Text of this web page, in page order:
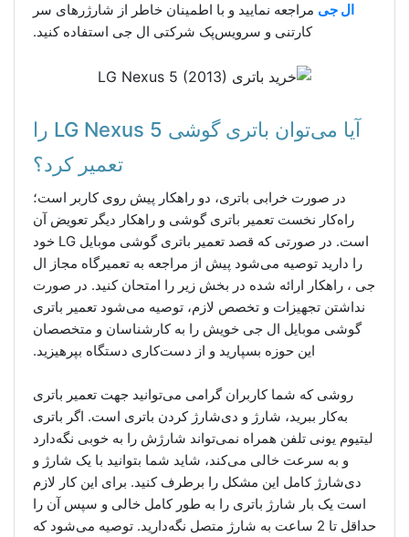
ال جی مراجعه نمایید و با اطمینان خاطر از شارژر‌های سر
کارتنی و سرویس‌پک شرکتی ال جی استفاده کنید.
آیا می‌توان باتری گوشی LG Nexus 5 را
تعمیر کرد؟
در صورت خرابی باتری، دو راهکار پیش روی کاربر است؛
راه‌کار نخست تعمیر باتری گوشی و راهکار دیگر تعویض آن
است. در صورتی که قصد تعمیر باتری گوشی موبایل LG خود
را دارید توصیه می‌شود پیش از مراجعه به تعمیرگاه مجاز ال
جی ، راهکار ارائه شده در بخش زیر را امتحان کنید. در صورت
نداشتن تجهیزات و تخصص لازم، توصیه می‌شود تعمیر باتری
گوشی موبایل ال جی خویش را به کارشناسان و متخصصان
این حوزه بسپارید و از دست‌کاری دستگاه بپرهیزید.
روشی که شما کاربران گرامی می‌توانید جهت تعمیر باتری
به‌کار ببرید، شارژ و دی‌شارژ کردن باتری است. اگر باتری
لیتیوم یونی تلفن همراه نمی‌تواند شارژش را به خوبی نگه‌دارد
و به سرعت خالی می‌کند، شاید شما بتوانید با یک شارژ و
دی‌شارژ کامل این مشکل را برطرف کنید. برای این کار لازم
است یک بار شارژ باتری را به طور کامل خالی و سپس آن را
حداقل تا 2 ساعت به شارژ متصل نگه‌دارید. توصیه می‌شود که